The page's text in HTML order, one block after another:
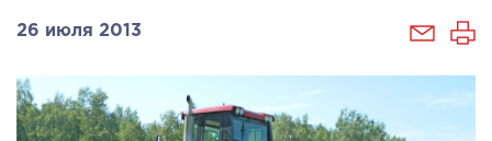
26 июля 2013